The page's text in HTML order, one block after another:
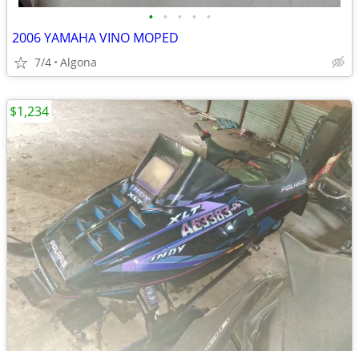
• • • • •
2006 YAMAHA VINO MOPED
7/4 Algona
$1,234